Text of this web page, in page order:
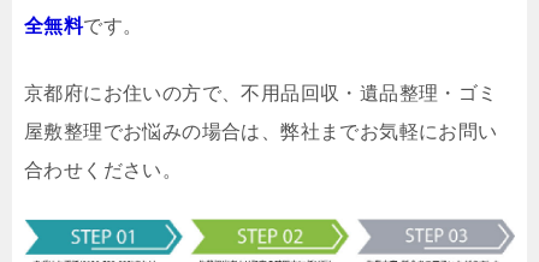
全無料です。
京都府にお住いの方で、不用品回収・遺品整理・ゴミ
屋敷整理でお悩みの場合は、弊社までお気軽にお問い
合わせください。